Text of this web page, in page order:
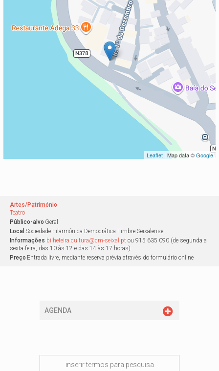
Leaflet | Map data ©Google
Artes/Património
Teatro
Público-alvo Geral
Local Sociedade Filarmónica Democrática Timbre Seixalense
Informações bilheteira.cultura@cm-seixal.pt ou 915 635 090 (de segunda a
sexta-feira, das 10 às 12 e das 14 às 17 horas)
Preço Entrada livre, mediante reserva prévia através do formulário online
AGENDA